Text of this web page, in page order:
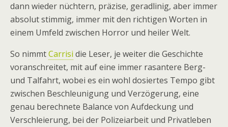
dann wieder nüchtern, präzise, geradlinig, aber immer
absolut stimmig, immer mit den richtigen Worten in
einem Umfeld zwischen Horror und heiler Welt.
So nimmtCarrisi die Leser, je weiter die Geschichte
voranschreitet, mit auf eine immer rasantere Berg-
und Talfahrt, wobei es ein wohl dosiertes Tempo gibt
zwischen Beschleunigung und Verzögerung, eine
genau berechnete Balance von Aufdeckung und
Verschleierung, bei der Polizeiarbeit und Privatleben